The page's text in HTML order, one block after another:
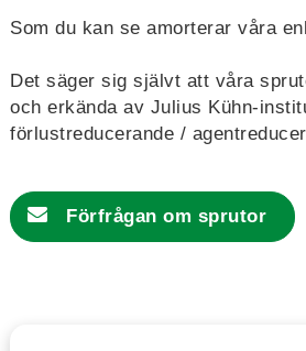
Som du kan se amorterar våra
Det säger sig självt att våra
och erkända av Julius Kühn-
förlustreducerande /
Förfrågan om sprutor